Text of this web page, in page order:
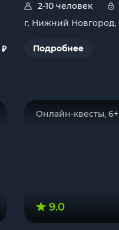
₽
2-10 человек
г. Нижний
Подробнее
Онлайн-квесты, 6+
9.0